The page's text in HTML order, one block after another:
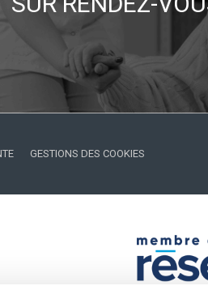
GESTIONS DES COOKIES